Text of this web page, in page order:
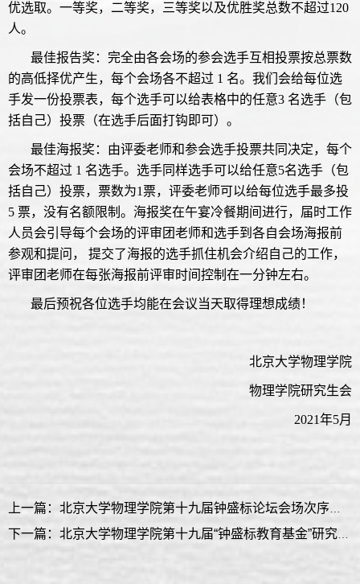
优选取。一等奖，二等奖，三等奖以及优胜奖总数不超过120
人。
最佳报告奖：完全由各会场的参会选手互相投票按总票数
的高低择优产生，每个会场各不超过 1 名。我们会给每位选
手发一份投票表，每个选手可以给表格中的任意3 名选手（包
括自己）投票（在选手后面打钩即可）。
最佳海报奖：由评委老师和参会选手投票共同决定，每个
会场不超过 1 名选手。选手同样选手可以给任意5名选手（包
括自己）投票，票数为1票，评委老师可以给每位选手最多投
5 票，没有名额限制。海报奖在午宴冷餐期间进行，届时工作
人员会引导每个会场的评审团老师和选手到各自会场海报前
参观和提问， 提交了海报的选手抓住机会介绍自己的工作，
评审团老师在每张海报前评审时间控制在一分钟左右。
最后预祝各位选手均能在会议当天取得理想成绩！
北京大学物理学院
物理学院研究生会
2021年5月
上一篇：北京大学物理学院第十九届钟盛标论坛会场次序日程表
下一篇：北京大学物理学院第十九届“钟盛标教育基金”研究生学术论坛章程